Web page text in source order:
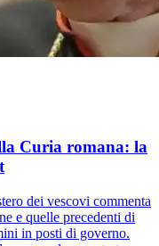
Curia romana: la
dei vescovi commenta
e quelle precedenti di
in posti di governo.